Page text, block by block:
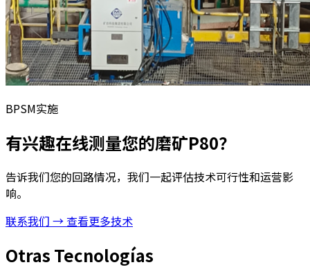
BPSM实施
有兴趣在线测量您的磨矿P80？
告诉我们您的回路情况，我们一起评估技术可行性和运营影
响。
联系我们 →查看更多技术
Otras Tecnologías